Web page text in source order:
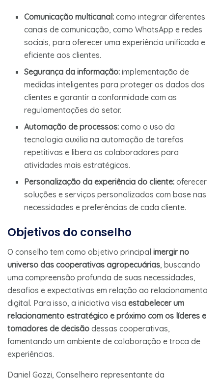
Comunicação multicanal: como integrar diferentes
canais de comunicação, como WhatsApp e redes
sociais, para oferecer uma experiência unificada e
eficiente aos clientes.
Segurança da informação: implementação de
medidas inteligentes para proteger os dados dos
clientes e garantir a conformidade com as
regulamentações do setor.
Automação de processos: como o uso da
tecnologia auxilia na automação de tarefas
repetitivas e libera os colaboradores para
atividades mais estratégicas.
Personalização da experiência do cliente: oferecer
soluções e serviços personalizados com base nas
necessidades e preferências de cada cliente.
Objetivos do conselho
O conselho tem como objetivo principal imergir no
universo das cooperativas agropecuárias, buscando
uma compreensão profunda de suas necessidades,
desafios e expectativas em relação ao relacionamento
digital. Para isso, a iniciativa visa estabelecer um
relacionamento estratégico e próximo com os líderes e
tomadores de decisão dessas cooperativas,
fomentando um ambiente de colaboração e troca de
experiências.
Daniel Gozzi, Conselheiro representante da